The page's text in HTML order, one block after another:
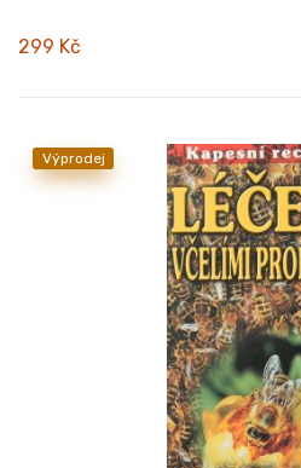
299 Kč
Výprodej